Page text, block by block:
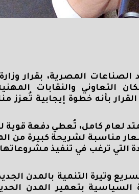
المصرية، بقرار
التعاوني والنقابات
بأنه خطوة إيجابية تُعزز
لعام كامل، تُعطي دفعة
مناسبة لشريحة كبيرة من
التي ترغب في تنفيذ
وتيرة التنمية بالمدن
بتعمير المدن